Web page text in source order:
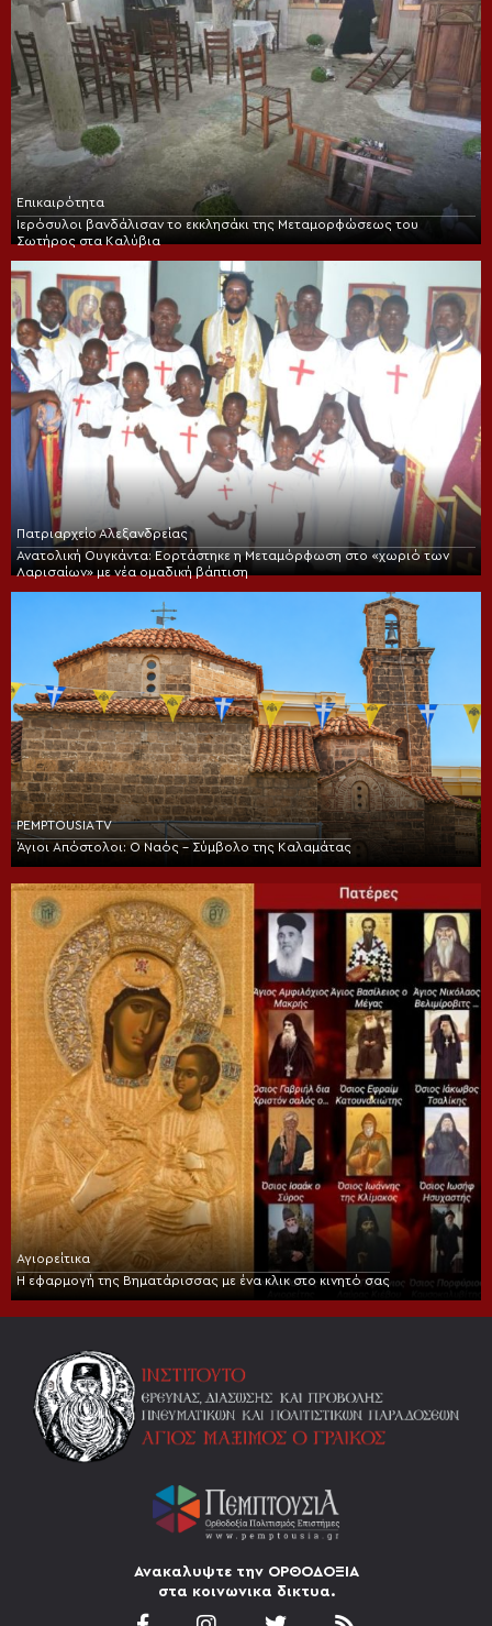
Επικαιρότητα
Ιερόσυλοι βανδάλισαν το εκκλησάκι της Μεταμορφώσεως του
Σωτήρος στα Καλύβια
Πατριαρχείο Αλεξανδρείας
Ανατολική Ουγκάντα: Εορτάστηκε η Μεταμόρφωση στο «χωριό των
Λαρισαίων» με νέα ομαδική βάπτιση
PEMPTOUSIA TV
Άγιοι Απόστολοι: Ο Ναός – Σύμβολο της Καλαμάτας
Αγιορείτικα
Η εφαρμογή της Βηματάρισσας με ένα κλικ στο κινητό σας
Ανακαλυψτε την ΟΡΘΟΔΟΞΙΑ
στα κοινωνικα δικτυα.